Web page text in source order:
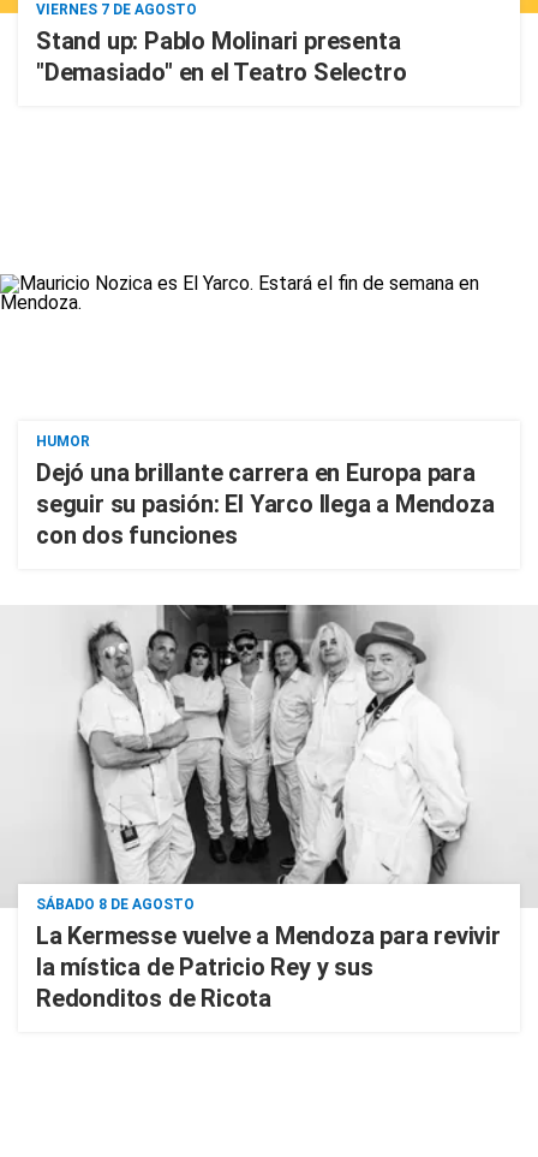
VIERNES 7 DE AGOSTO
Stand up: Pablo Molinari presenta
"Demasiado" en el Teatro Selectro
HUMOR
Dejó una brillante carrera en Europa para
seguir su pasión: El Yarco llega a Mendoza
con dos funciones
SÁBADO 8 DE AGOSTO
La Kermesse vuelve a Mendoza para revivir
la mística de Patricio Rey y sus
Redonditos de Ricota